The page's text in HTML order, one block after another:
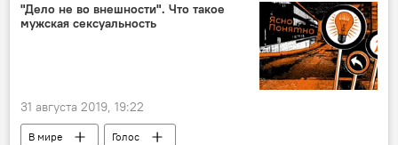
"Дело не во внешности". Что такое
мужская сексуальность
31 августа 2019, 19:22
В мире Голос